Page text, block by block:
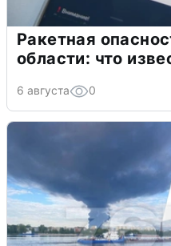
Ракетная
области: что
6 августа 0